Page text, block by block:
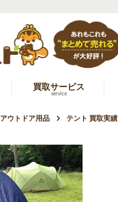
買取サービス
service
アウトドア用品 テント 買取実績